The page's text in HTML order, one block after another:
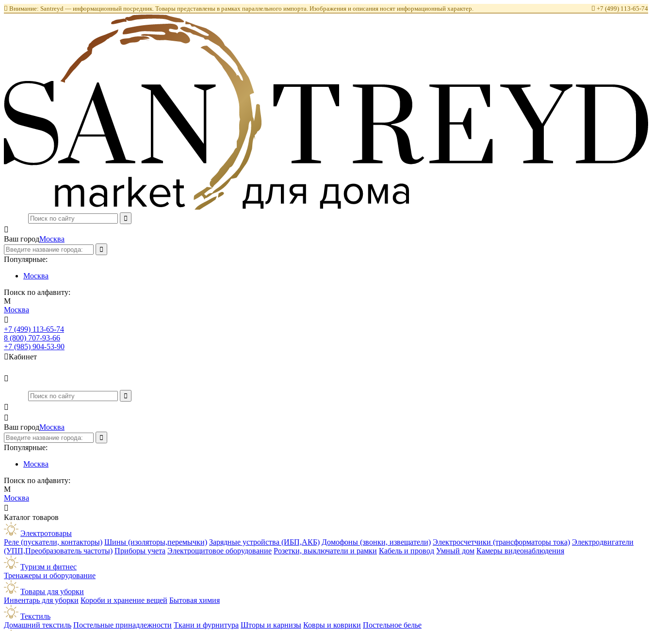
 Внимание: Santreyd — информационный посредник. Товары представлены в рамках параллельного импорта. Изображения и описания носят информационный характер.  +7 (499) 113-65-74

Ваш городМосква
Популярные:
Москва
Поиск по алфавиту:
М
Москва

+7 (499) 113-65-74
8 (800) 707-93-66
+7 (985) 904-53-90
Кабинет



Ваш городМосква
Популярные:
Москва
Поиск по алфавиту:
М
Москва

Каталог товаров
Электротовары
Реле (пускатели, контакторы) Шины (изоляторы,перемычки) Зарядные устройства (ИБП,АКБ) Домофоны (звонки, извещатели) Электросчетчики (трансформаторы тока) Электродвигатели
(УПП,Преобразователь частоты) Приборы учета Электрощитовое оборудование Розетки, выключатели и рамки Кабель и провод Умный дом Камеры видеонаблюдения
Туризм и фитнес
Тренажеры и оборудование
Товары для уборки
Инвентарь для уборки Короби и хранение вещей Бытовая химия
Текстиль
Домашний текстиль Постельные принадлежности Ткани и фурнитура Шторы и карнизы Ковры и коврики Постельное белье